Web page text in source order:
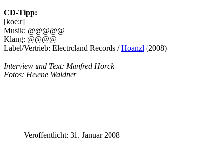
CD-Tipp:
[koe:r]
Musik: @@@@@
Klang: @@@@
Label/Vertrieb: Electroland Records /Hoanzl (2008)
Interview und Text: Manfred Horak
Fotos: Helene Waldner
Veröffentlicht: 31. Januar 2008